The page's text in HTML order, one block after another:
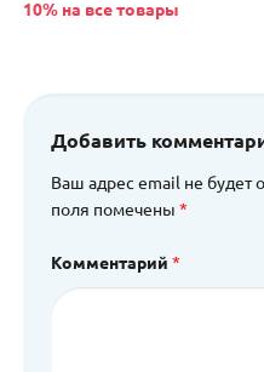
10% на все товары
Добавить
Ваш адрес email не будет
поля помечены *
Комментарий *